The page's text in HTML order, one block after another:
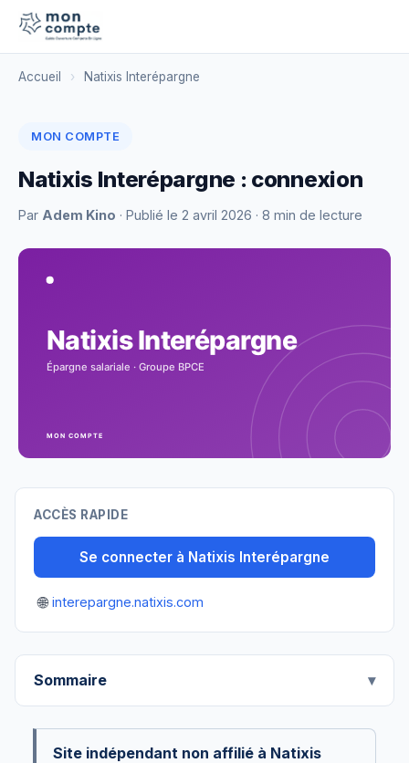
Accueil › Natixis Interépargne
MON COMPTE
Natixis Interépargne : connexion
Par Adem Kino · Publié le 2 avril 2026 · 8 min de lecture
ACCÈS RAPIDE
Se connecter à Natixis Interépargne
🌐 interepargne.natixis.com
Sommaire
Site indépendant non affilié à Natixis